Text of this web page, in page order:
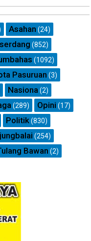
Asahan (24)
(852)
(1092)
Pasuruan (3)
Nasiona(2)
(289) Opini (17)
Politik(830)
(254)
Bawan (2)